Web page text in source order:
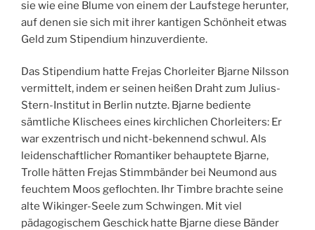
sie wie eine Blume von einem der Laufstege herunter,
auf denen sie sich mit ihrer kantigen Schönheit etwas
Geld zum Stipendium hinzuverdiente.
Das Stipendium hatte Frejas Chorleiter Bjarne Nilsson
vermittelt, indem er seinen heißen Draht zum Julius-
Stern-Institut in Berlin nutzte. Bjarne bediente
sämtliche Klischees eines kirchlichen Chorleiters: Er
war exzentrisch und nicht-bekennend schwul. Als
leidenschaftlicher Romantiker behauptete Bjarne,
Trolle hätten Frejas Stimmbänder bei Neumond aus
feuchtem Moos geflochten. Ihr Timbre brachte seine
alte Wikinger-Seele zum Schwingen. Mit viel
pädagogischem Geschick hatte Bjarne diese Bänder